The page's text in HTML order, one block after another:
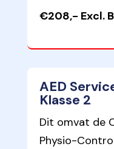
€208,- Excl.
AED
Klasse 2
Dit omvat de
Physio-